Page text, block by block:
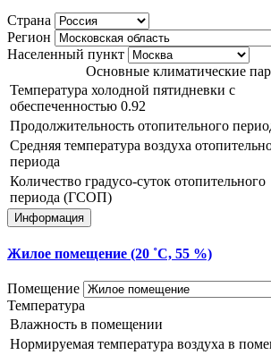
Страна
Регион
Населенный пункт
Основные климатические
Температура холодной пятидневки с
обеспеченностью 0.92
Продолжительность отопительного
Средняя температура воздуха
периода
Количество градусо-суток отопительного
периода (ГСОП)
Информация
Жилое помещение (20 ˚С, 55 %)
Помещение
Температура
Влажность в помещении
Нормируемая температура воздуха в